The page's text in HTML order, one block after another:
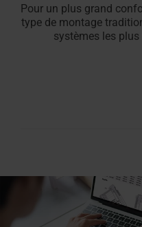
Pour un plus grand
type de montage
systèmes les